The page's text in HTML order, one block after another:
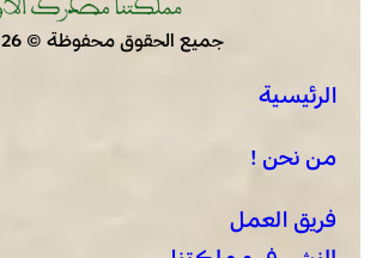
جميع الحقوق محفوظة © 2026
الرئيسية
من نحن !
فريق العمل